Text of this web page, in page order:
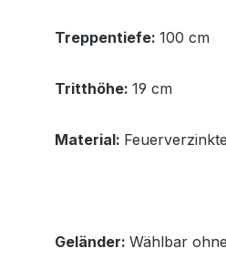
Treppentiefe: 100 cm
Tritthöhe: 19 cm
Material:
Geländer: Wählbar